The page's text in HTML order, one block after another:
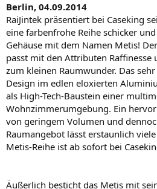
Berlin, 04.09.2014
RaiJintek präsentiert bei Caseking
eine farbenfrohe Reihe schicker
Gehäuse mit dem Namen Metis!
passt mit den Attributen Raffinesse
zum kleinen Raumwunder. Das
Design im edlen eloxierten
als High-Tech-Baustein einer
Wohnzimmerumgebung. Ein
von geringem Volumen und
Raumangebot lässt erstaunlich
Metis-Reihe ist ab sofort bei
Äußerlich besticht das Metis mit